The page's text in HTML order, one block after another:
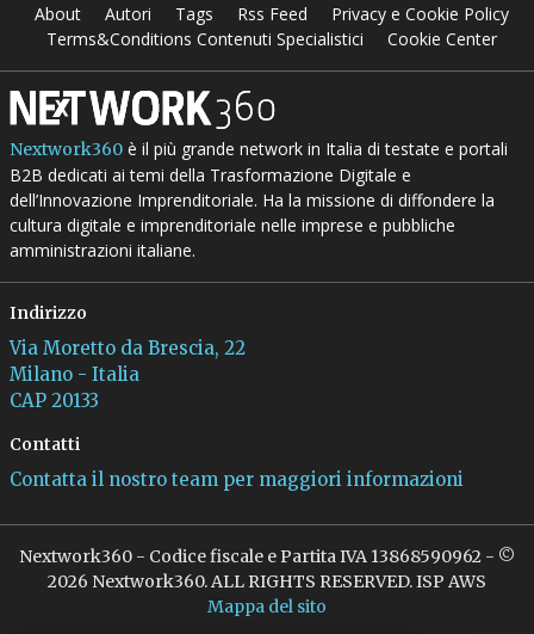
About Autori Tags Rss Feed
Privacy e Cookie Policy
Terms&Conditions Contenuti Specialistici
Cookie Center
Nextwork360è il più grande network in Italia di testate e portali
B2B dedicati ai temi della Trasformazione Digitale e
dell’Innovazione Imprenditoriale. Ha la missione di diffondere la
cultura digitale e imprenditoriale nelle imprese e pubbliche
amministrazioni italiane.
Indirizzo
Via Moretto da Brescia, 22
Milano - Italia
CAP 20133
Contatti
Contatta il nostro team per maggiori informazioni
Nextwork360 - Codice fiscale e Partita IVA 13868590962 - ©
2026 Nextwork360. ALL RIGHTS RESERVED. ISP AWS
Mappa del sito